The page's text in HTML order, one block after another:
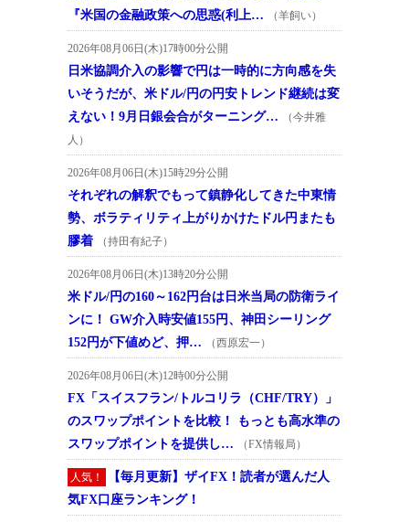
『米国の金融政策への思惑(利上…
（羊飼い）
2026年08月06日(木)17時00分公開
日米協調介入の影響で円は一時的に方向感を失
いそうだが、米ドル/円の円安トレンド継続は変
えない！9月日銀会合がターニング…
（今井雅
人）
2026年08月06日(木)15時29分公開
それぞれの解釈でもって鎮静化してきた中東情
勢、ボラティリティ上がりかけたドル円またも
膠着
（持田有紀子）
2026年08月06日(木)13時20分公開
米ドル/円の160～162円台は日米当局の防衛ライ
ンに！ GW介入時安値155円、神田シーリング
152円が下値めど、押…
（西原宏一）
2026年08月06日(木)12時00分公開
FX「スイスフラン/トルコリラ（CHF/TRY）」
のスワップポイントを比較！ もっとも高水準の
スワップポイントを提供し…
（FX情報局）
人気！
【毎月更新】ザイFX！読者が選んだ人
気FX口座ランキング！